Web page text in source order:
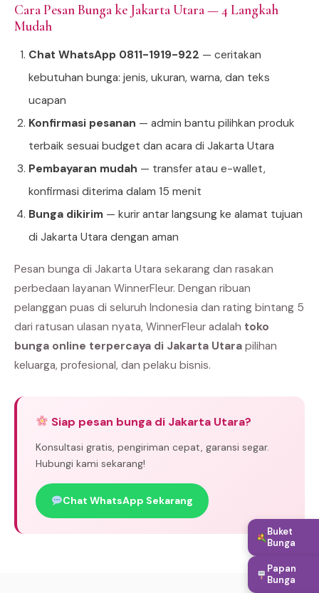
Cara Pesan Bunga ke Jakarta Utara — 4 Langkah
Mudah
Chat WhatsApp 0811-1919-922 — ceritakan
kebutuhan bunga: jenis, ukuran, warna, dan teks
ucapan
Konfirmasi pesanan — admin bantu pilihkan produk
terbaik sesuai budget dan acara di Jakarta Utara
Pembayaran mudah — transfer atau e-wallet,
konfirmasi diterima dalam 15 menit
Bunga dikirim — kurir antar langsung ke alamat tujuan
di Jakarta Utara dengan aman
Pesan bunga di Jakarta Utara sekarang dan rasakan
perbedaan layanan WinnerFleur. Dengan ribuan
pelanggan puas di seluruh Indonesia dan rating bintang 5
dari ratusan ulasan nyata, WinnerFleur adalah toko
bunga online terpercaya di Jakarta Utara pilihan
keluarga, profesional, dan pelaku bisnis.
Siap pesan bunga di Jakarta Utara?
Konsultasi gratis, pengiriman cepat, garansi segar.
Hubungi kami sekarang!
Chat WhatsApp Sekarang
Buket
Bunga
Papan
Bunga